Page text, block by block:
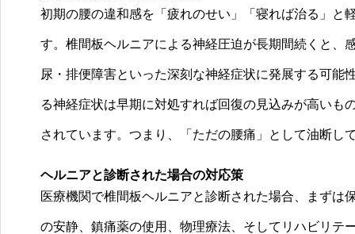
初期の腰の違和感を「疲れのせい」「寝れば治る」と
す。椎間板ヘルニアによる神経圧迫が長期間続くと、
尿・排便障害といった深刻な神経症状に発展する可
る神経症状は早期に対処すれば回復の見込みが高い
されています。つまり、「ただの腰痛」として油断し
ヘルニアと診断された場合の対応策
医療機関で椎間板ヘルニアと診断された場合、まず
の安静、鎮痛薬の使用、物理療法、そしてリハビリテ